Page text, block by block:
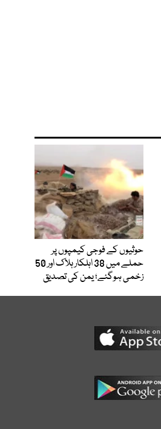
حوثیوں کے فوجی کیمپوں پر
حملے میں 38 اہلکار ہلاک اور 50
زخمی ہوگئے؛ یمن کی تصدیق